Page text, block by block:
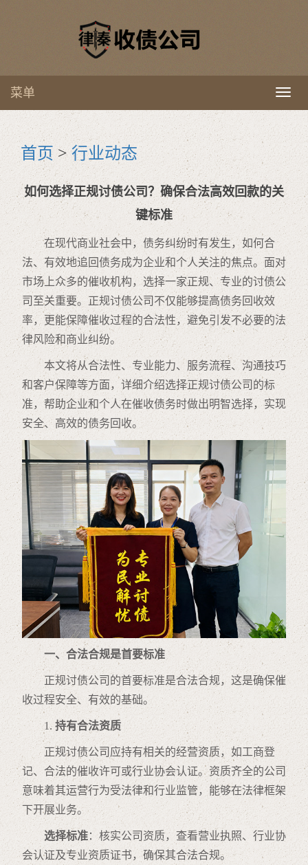
菜单
首页 >行业动态
如何选择正规讨债公司？确保合法高效回款的关
键标准
在现代商业社会中，债务纠纷时有发生，如何合
法、有效地追回债务成为企业和个人关注的焦点。面对
市场上众多的催收机构，选择一家正规、专业的讨债公
司至关重要。正规讨债公司不仅能够提高债务回收效
率，更能保障催收过程的合法性，避免引发不必要的法
律风险和商业纠纷。
本文将从合法性、专业能力、服务流程、沟通技巧
和客户保障等方面，详细介绍选择正规讨债公司的标
准，帮助企业和个人在催收债务时做出明智选择，实现
安全、高效的债务回收。
一、合法合规是首要标准
正规讨债公司的首要标准是合法合规，这是确保催
收过程安全、有效的基础。
1. 持有合法资质
正规讨债公司应持有相关的经营资质，如工商登
记、合法的催收许可或行业协会认证。资质齐全的公司
意味着其运营行为受法律和行业监管，能够在法律框架
下开展业务。
选择标准：核实公司资质，查看营业执照、行业协
会认证及专业资质证书，确保其合法合规。